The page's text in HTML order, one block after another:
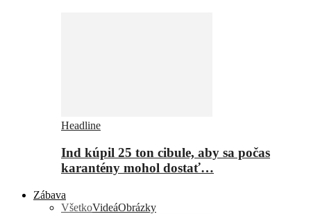
Headline
Ind kúpil 25 ton cibule, aby sa počas
karantény mohol dostať…
Zábava
VšetkoVideáObrázky